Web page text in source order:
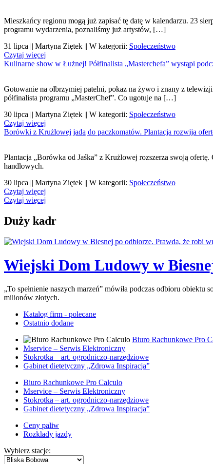
Mieszkańcy regionu mogą już zapisać tę datę w kalendarzu. 23
programu wydarzenia, poznaliśmy już artystów, […]
31 lipca || Martyna Ziętek || W kategorii: Społeczeństwo
Czytaj więcej
Kulinarne show w Łużnej! Półfinalista „Masterchefa” wystąpi
Gotowanie na olbrzymiej patelni, pokaz na żywo i znany z
półfinalista programu „MasterChef”. Co ugotuje na […]
30 lipca || Martyna Ziętek || W kategorii: Społeczeństwo
Czytaj więcej
Borówki z Krużlowej jadą do paczkomatów. Plantacja rozwija
Plantacja „Borówka od Jaśka” z Krużlowej rozszerza swoją
handlowych.
30 lipca || Martyna Ziętek || W kategorii: Społeczeństwo
Czytaj więcej
Czytaj więcej
Duży kadr
Wiejski Dom Ludowy w
„To spełnienie naszych marzeń” mówiła podczas odbioru
milionów złotych.
Katalog firm - polecane
Ostatnio dodane
Biuro Rachunkowe Pro
Mservice – Serwis Elektroniczny
Stokrotka – art. ogrodniczo-narzędziowe
Gabinet dietetyczny „Zdrowa Inspiracja”
Biuro Rachunkowe Pro Calculo
Mservice – Serwis Elektroniczny
Stokrotka – art. ogrodniczo-narzędziowe
Gabinet dietetyczny „Zdrowa Inspiracja”
Ceny paliw
Rozklady jazdy
Wybierz stacje: